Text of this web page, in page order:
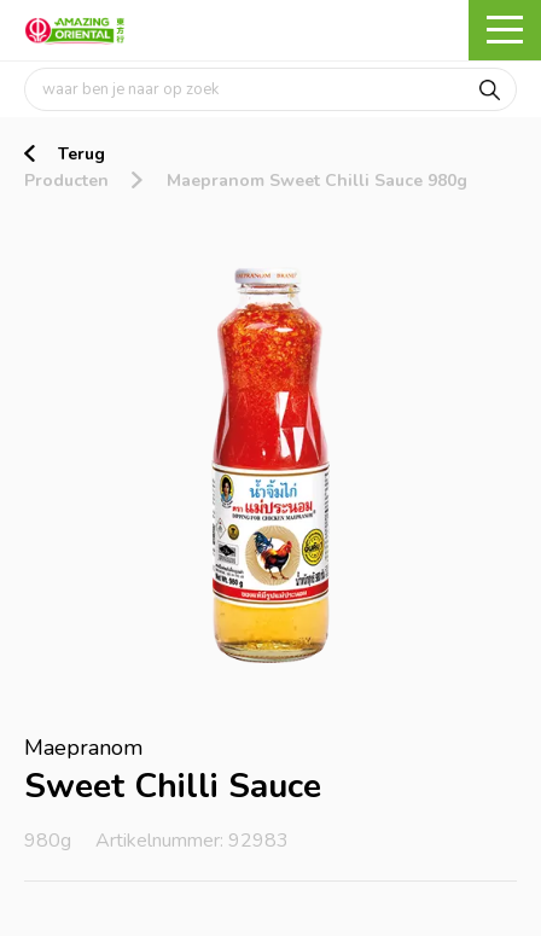
Terug
Producten
Maepranom Sweet Chilli Sauce 980g
Maepranom
Sweet Chilli Sauce
980g Artikelnummer: 92983